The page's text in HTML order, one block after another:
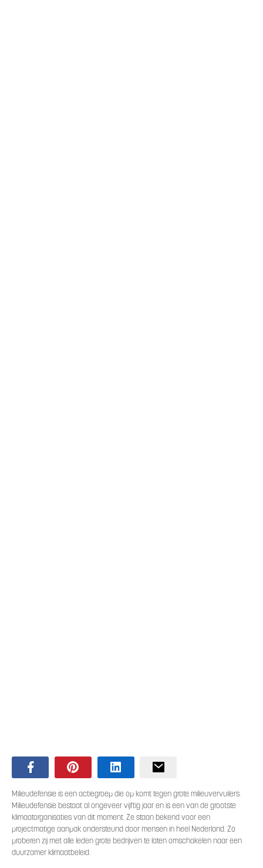
Milieudefensie is een actiegroep die op komt tegen grote milieuvervuilers.
Milieudefensie bestaat al ongeveer vijftig jaar en is een van de grootste
klimaatorganisaties van dit moment. Ze staan bekend voor een
projectmatige aanpak ondersteund door mensen in heel Nederland. Zo
proberen zij met alle leden grote bedrijven te laten omschakelen naar een
duurzamer klimaatbeleid.